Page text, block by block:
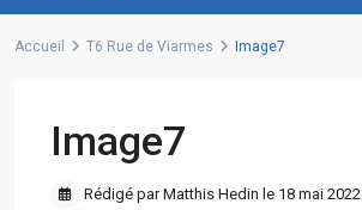
Accueil T6 Rue de Viarmes Image7
Image7
Rédigé par Matthis Hedin le 18 mai 2022